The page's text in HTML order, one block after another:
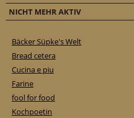
NICHT MEHR AKTIV
Bäcker Süpke's Welt
Bread cetera
Cucina e piu
Farine
fool for food
Kochpoetin